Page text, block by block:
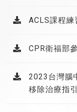
ACLS課程練
CPR衛福部
2023台灣腦
移除治療指